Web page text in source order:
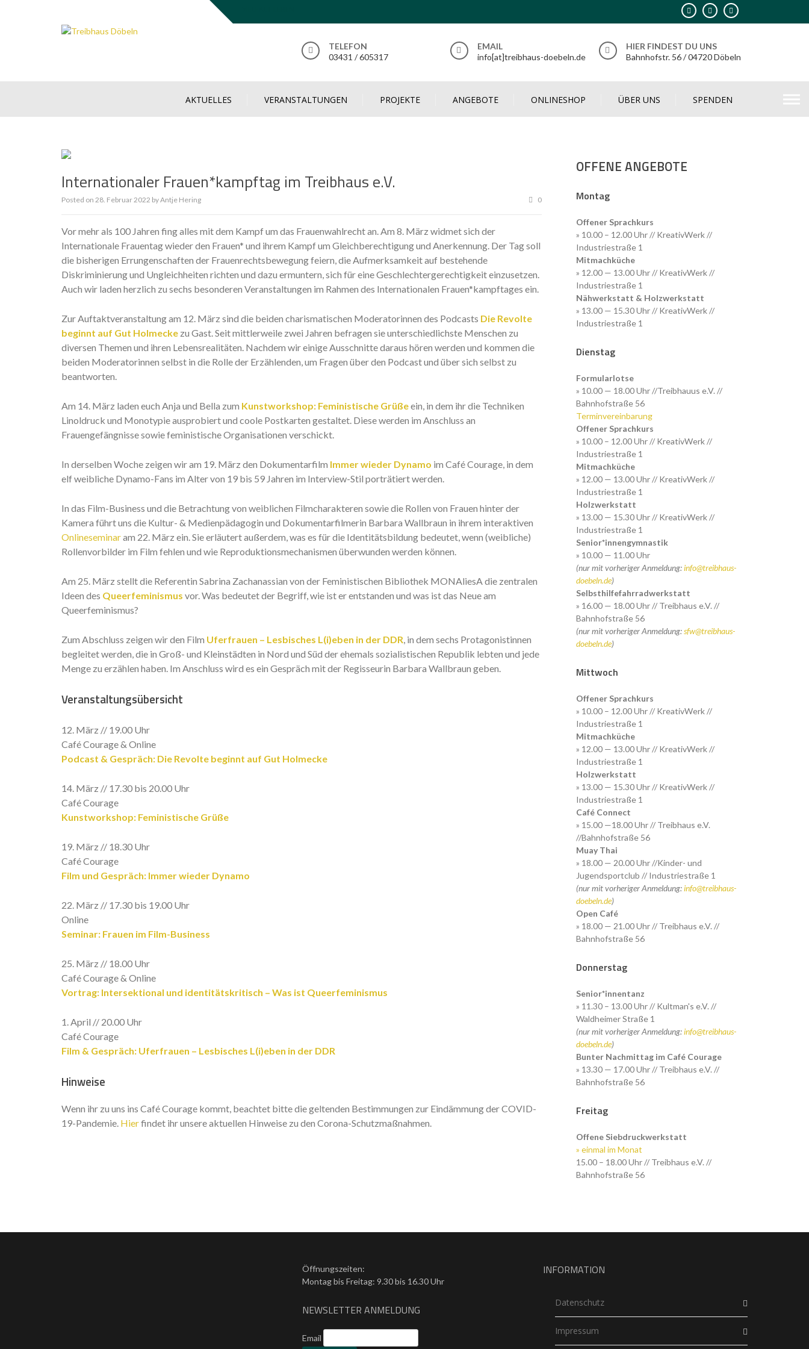
TELEFON
03431 / 605317
EMAIL
info[at]treibhaus-doebeln.de
HIER FINDEST DU UNS
Bahnhofstr. 56 / 04720 Döbeln
AKTUELLES VERANSTALTUNGEN PROJEKTE ANGEBOTE ONLINESHOP ÜBER UNS SPENDEN
Internationaler Frauen*kampftag im Treibhaus e.V.
Posted on 28. Februar 2022 byAntje Hering 0
Vor mehr als 100 Jahren fing alles mit dem Kampf um das Frauenwahlrecht an. Am 8. März widmet sich der
Internationale Frauentag wieder den Frauen* und ihrem Kampf um Gleichberechtigung und Anerkennung. Der Tag soll
die bisherigen Errungenschaften der Frauenrechtsbewegung feiern, die Aufmerksamkeit auf bestehende
Diskriminierung und Ungleichheiten richten und dazu ermuntern, sich für eine Geschlechtergerechtigkeit einzusetzen.
Auch wir laden herzlich zu sechs besonderen Veranstaltungen im Rahmen des Internationalen Frauen*kampftages ein.
Zur Auftaktveranstaltung am 12. März sind die beiden charismatischen Moderatorinnen des Podcasts Die Revolte
beginnt auf Gut Holmecke zu Gast. Seit mittlerweile zwei Jahren befragen sie unterschiedlichste Menschen zu
diversen Themen und ihren Lebensrealitäten. Nachdem wir einige Ausschnitte daraus hören werden und kommen die
beiden Moderatorinnen selbst in die Rolle der Erzählenden, um Fragen über den Podcast und über sich selbst zu
beantworten.
Am 14. März laden euch Anja und Bella zum Kunstworkshop: Feministische Grüßeein, in dem ihr die Techniken
Linoldruck und Monotypie ausprobiert und coole Postkarten gestaltet. Diese werden im Anschluss an
Frauengefängnisse sowie feministische Organisationen verschickt.
In derselben Woche zeigen wir am 19. März den Dokumentarfilm Immer wieder Dynamo im Café Courage, in dem
elf weibliche Dynamo-Fans im Alter von 19 bis 59 Jahren im Interview-Stil porträtiert werden.
In das Film-Business und die Betrachtung von weiblichen Filmcharakteren sowie die Rollen von Frauen hinter der
Kamera führt uns die Kultur- & Medienpädagogin und Dokumentarfilmerin Barbara Wallbraun in ihrem interaktiven
Onlineseminaram 22. März ein. Sie erläutert außerdem, was es für die Identitätsbildung bedeutet, wenn (weibliche)
Rollenvorbilder im Film fehlen und wie Reproduktionsmechanismen überwunden werden können.
Am 25. März stellt die Referentin Sabrina Zachanassian von der Feministischen Bibliothek MONAliesA die zentralen
Ideen des Queerfeminismus vor. Was bedeutet der Begriff, wie ist er entstanden und was ist das Neue am
Queerfeminismus?
Zum Abschluss zeigen wir den Film Uferfrauen – Lesbisches L(i)eben in der DDR, in dem sechs Protagonistinnen
begleitet werden, die in Groß- und Kleinstädten in Nord und Süd der ehemals sozialistischen Republik lebten und jede
Menge zu erzählen haben. Im Anschluss wird es ein Gespräch mit der Regisseurin Barbara Wallbraun geben.
Veranstaltungsübersicht
12. März // 19.00 Uhr
Café Courage & Online
Podcast & Gespräch: Die Revolte beginnt auf Gut Holmecke
14. März // 17.30 bis 20.00 Uhr
Café Courage
Kunstworkshop: Feministische Grüße
19. März // 18.30 Uhr
Café Courage
Film und Gespräch: Immer wieder Dynamo
22. März // 17.30 bis 19.00 Uhr
Online
Seminar: Frauen im Film-Business
25. März // 18.00 Uhr
Café Courage & Online
Vortrag: Intersektional und identitätskritisch – Was ist Queerfeminismus
1. April // 20.00 Uhr
Café Courage
Film & Gespräch: Uferfrauen – Lesbisches L(i)eben in der DDR
Hinweise
Wenn ihr zu uns ins Café Courage kommt, beachtet bitte die geltenden Bestimmungen zur Eindämmung der COVID-
19-Pandemie. Hierfindet ihr unsere aktuellen Hinweise zu den Corona-Schutzmaßnahmen.
OFFENE ANGEBOTE
Montag
Offener Sprachkurs
» 10.00 – 12.00 Uhr // KreativWerk //
Industriestraße 1
Mitmachküche
» 12.00 — 13.00 Uhr // KreativWerk //
Industriestraße 1
Nähwerkstatt & Holzwerkstatt
» 13.00 — 15.30 Uhr // KreativWerk //
Industriestraße 1
Dienstag
Formularlotse
» 10.00 — 18.00 Uhr //Treibhauus e.V. //
Bahnhofstraße 56
Terminvereinbarung
Offener Sprachkurs
» 10.00 – 12.00 Uhr // KreativWerk //
Industriestraße 1
Mitmachküche
» 12.00 — 13.00 Uhr // KreativWerk //
Industriestraße 1
Holzwerkstatt
» 13.00 — 15.30 Uhr // KreativWerk //
Industriestraße 1
Senior*innengymnastik
» 10.00 — 11.00 Uhr
(nur mit vorheriger Anmeldung:info@treibhaus-
doebeln.de)
Selbsthilfefahrradwerkstatt
» 16.00 — 18.00 Uhr // Treibhaus e.V. //
Bahnhofstraße 56
(nur mit vorheriger Anmeldung:sfw@treibhaus-
doebeln.de)
Mittwoch
Offener Sprachkurs
» 10.00 – 12.00 Uhr // KreativWerk //
Industriestraße 1
Mitmachküche
» 12.00 — 13.00 Uhr // KreativWerk //
Industriestraße 1
Holzwerkstatt
» 13.00 — 15.30 Uhr // KreativWerk //
Industriestraße 1
Café Connect
» 15.00 —18.00 Uhr // Treibhaus e.V.
//Bahnhofstraße 56
Muay Thai
» 18.00 — 20.00 Uhr //Kinder- und
Jugendsportclub // Industriestraße 1
(nur mit vorheriger Anmeldung:info@treibhaus-
doebeln.de)
Open Café
» 18.00 — 21.00 Uhr // Treibhaus e.V. //
Bahnhofstraße 56
Donnerstag
Senior*innentanz
» 11.30 – 13.00 Uhr // Kultman's e.V. //
Waldheimer Straße 1
(nur mit vorheriger Anmeldung:info@treibhaus-
doebeln.de)
Bunter Nachmittag im Café Courage
» 13.30 — 17.00 Uhr // Treibhaus e.V. //
Bahnhofstraße 56
Freitag
Offene Siebdruckwerkstatt
» einmal im Monat
15.00 – 18.00 Uhr // Treibhaus e.V. //
Bahnhofstraße 56
Öffnungszeiten:
Montag bis Freitag: 9.30 bis 16.30 Uhr
NEWSLETTER ANMELDUNG
Email
INFORMATION
Datenschutz
Impressum